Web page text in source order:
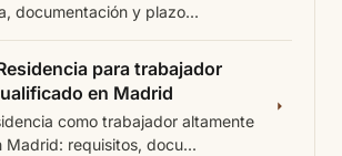
documentación y plazo...
para trabajador
en Madrid
como trabajador altamente
Madrid: requisitos, docu...